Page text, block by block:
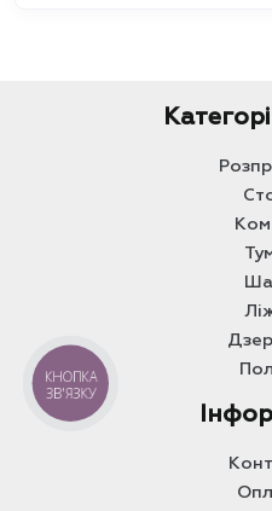
КНОПКА
ЗВ'ЯЗКУ